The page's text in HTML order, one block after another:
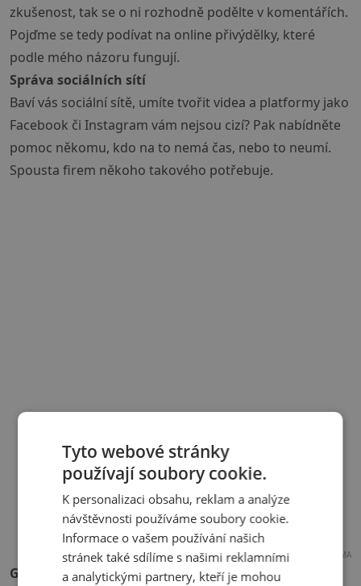
zkušenost, tak se o ni rozhodně podělte v komentářích.
Pojďme se tedy podívat na online přivýdělky, které
podle mého názoru fungují.
Správa sociálních sítí
Baví vás sociální sítě, umíte tvořit videa a platformy jako
Facebook či Instagram vám nejsou cizí? Pak nabídněte
pomoc někomu, kdo na to nemá čas, nebo to neumí.
Spousta firem někoho takového potřebuje.
REKLAMA
Grafika nebo psaní článků
Tyto webové stránky
používají soubory cookie.
K personalizaci obsahu, reklam a analýze
návštěvnosti používáme soubory cookie.
Informace o vašem používání našich
stránek také sdílíme s našimi reklamními
a analytickými partnery, kteří je mohou